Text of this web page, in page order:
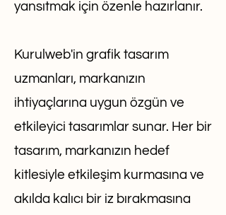
yansıtmak için özenle hazırlanır.
Kurulweb'in grafik tasarım
uzmanları, markanızın
ihtiyaçlarına uygun özgün ve
etkileyici tasarımlar sunar. Her bir
tasarım, markanızın hedef
kitlesiyle etkileşim kurmasına ve
akılda kalıcı bir iz bırakmasına